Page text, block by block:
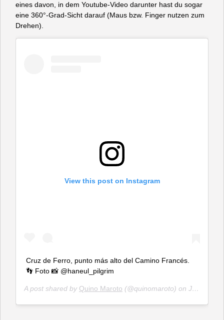
eines davon, in dem Youtube-Video darunter hast du sogar
eine 360°-Grad-Sicht darauf (Maus bzw. Finger nutzen zum
Drehen).
View this post on Instagram
Cruz de Ferro, punto más alto del Camino Francés.
👣 Foto 📸 @haneul_pilgrim
A post shared by Quino Maroto (@quinomaroto) on Jul 3, 2019 at 10:54am PDT